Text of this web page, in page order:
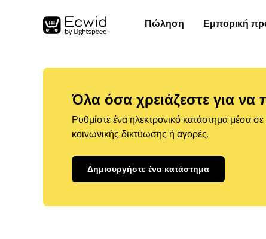
Πώληση Εμπορική
Όλα όσα χρειάζεστε για
Ρυθμίστε ένα ηλεκτρονικό κατάστημα μέσα
κοινωνικής δικτύωσης ή αγορές.
Δημιουργήστε ένα κατάστημα